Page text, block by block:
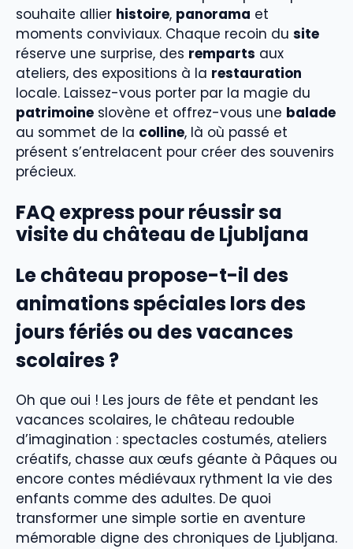
souhaite allier histoire, panorama et
moments conviviaux. Chaque recoin du site
réserve une surprise, des remparts aux
ateliers, des expositions à la restauration
locale. Laissez-vous porter par la magie du
patrimoine slovène et offrez-vous une balade
au sommet de la colline, là où passé et
présent s’entrelacent pour créer des souvenirs
précieux.
FAQ express pour réussir sa
visite du château de Ljubljana
Le château propose-t-il des
animations spéciales lors des
jours fériés ou des vacances
scolaires ?
Oh que oui ! Les jours de fête et pendant les
vacances scolaires, le château redouble
d’imagination : spectacles costumés, ateliers
créatifs, chasse aux œufs géante à Pâques ou
encore contes médiévaux rythment la vie des
enfants comme des adultes. De quoi
transformer une simple sortie en aventure
mémorable digne des chroniques de Ljubljana.